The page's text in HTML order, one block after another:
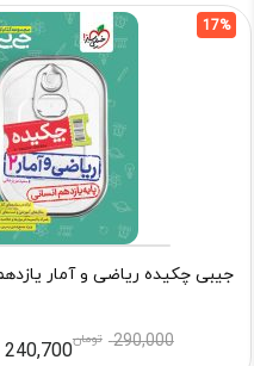
17%
جیبی چکیده ریاضی و آمار
290,000 تومان240,700